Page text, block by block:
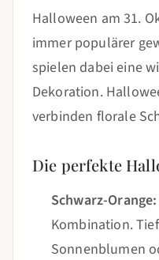
Halloween am 31.
immer populärer
spielen dabei eine
Dekoration.
verbinden florale
Die perfekte
Schwarz-Orange:
Kombination.
Sonnenblumen